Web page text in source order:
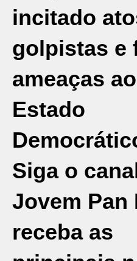
incitado
golpistas e
ameaças ao
Estado
Siga o
Jovem Pan
receba as